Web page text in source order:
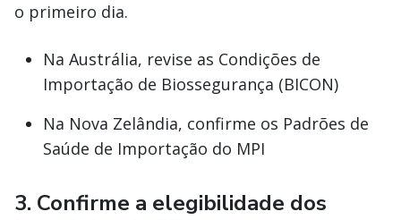
o primeiro dia.
Na Austrália, revise as Condições de
Importação de Biossegurança (BICON)
Na Nova Zelândia, confirme os Padrões de
Saúde de Importação do MPI
3. Confirme a elegibilidade dos